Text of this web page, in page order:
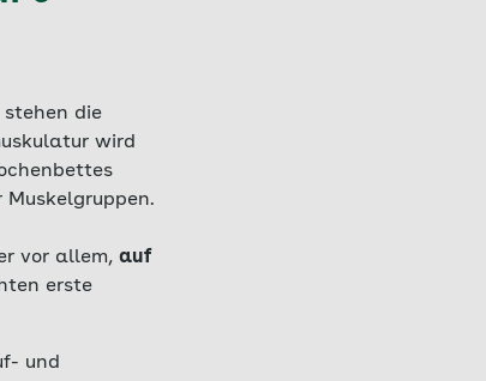
stehen die
wird
vor allem, auf
erste
und